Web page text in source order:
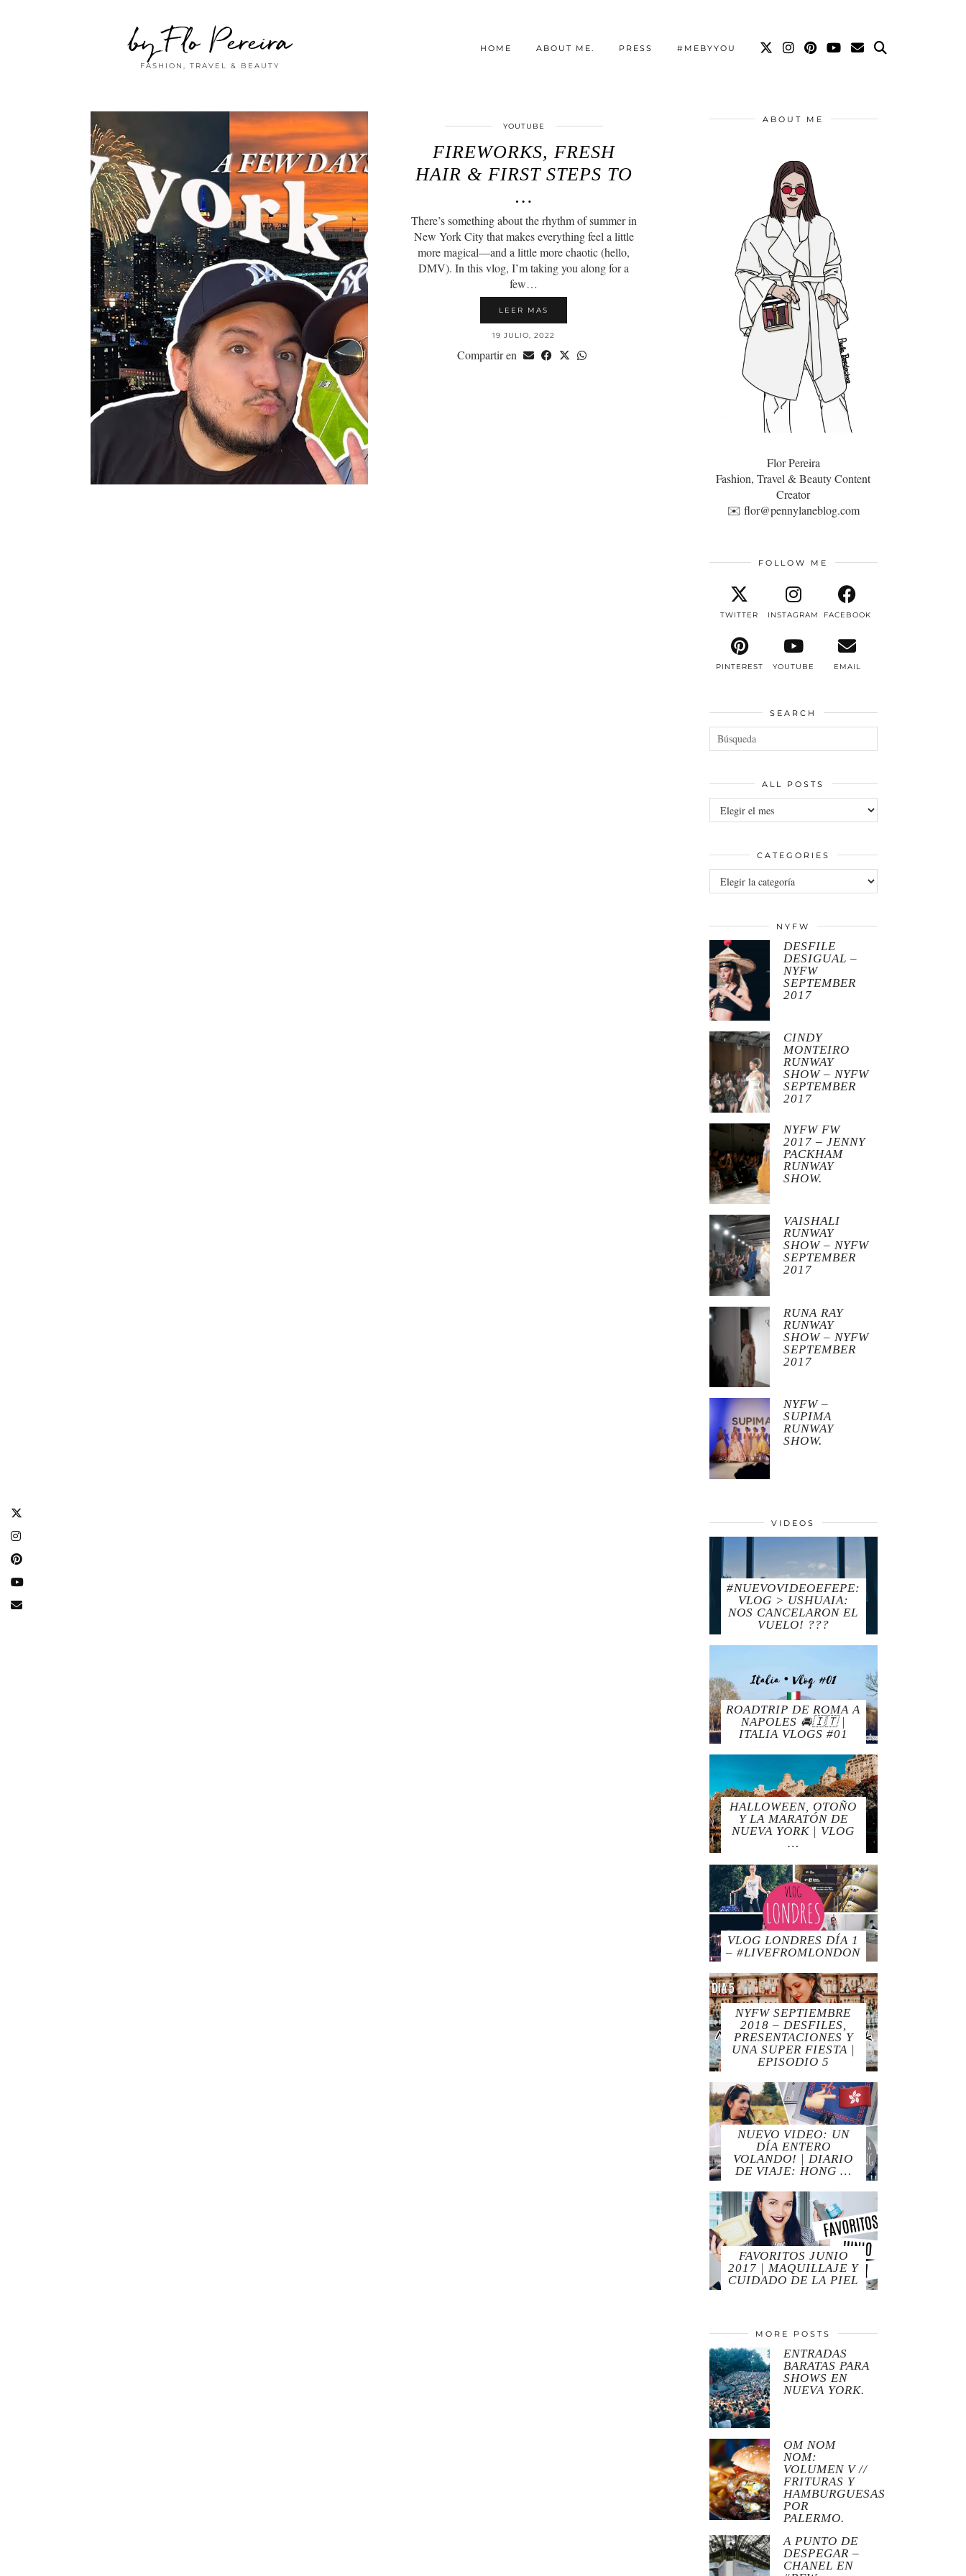
by Flo Pereira
FASHION, TRAVEL & BEAUTY
HOME ABOUT ME. PRESS #MEBYYOU
YOUTUBE
FIREWORKS, FRESH
HAIR & FIRST STEPS TO
…
There’s something about the rhythm of summer in
New York City that makes everything feel a little
more magical—and a little more chaotic (hello,
DMV). In this vlog, I’m taking you along for a
few…
LEER MAS
19 JULIO, 2022
Compartir en
ABOUT ME
Flor Pereira
Fashion, Travel & Beauty Content
Creator
✉️ flor@pennylaneblog.com
FOLLOW ME
TWITTER INSTAGRAM FACEBOOK
PINTEREST YOUTUBE EMAIL
SEARCH
ALL POSTS
All
posts
CATEGORIES
Categories
NYFW
DESFILE
DESIGUAL –
NYFW
SEPTEMBER
2017
CINDY
MONTEIRO
RUNWAY
SHOW – NYFW
SEPTEMBER
2017
NYFW FW
2017 – JENNY
PACKHAM
RUNWAY
SHOW.
VAISHALI
RUNWAY
SHOW – NYFW
SEPTEMBER
2017
RUNA RAY
RUNWAY
SHOW – NYFW
SEPTEMBER
2017
NYFW –
SUPIMA
RUNWAY
SHOW.
VIDEOS
#NUEVOVIDEOEFEPE:
VLOG > USHUAIA:
NOS CANCELARON EL
VUELO! ???
ROADTRIP DE ROMA A
NAPOLES 🚘🇮🇹 |
ITALIA VLOGS #01
HALLOWEEN, OTOÑO
Y LA MARATÓN DE
NUEVA YORK | VLOG
…
VLOG LONDRES DÍA 1
– #LIVEFROMLONDON
NYFW SEPTIEMBRE
2018 – DESFILES,
PRESENTACIONES Y
UNA SUPER FIESTA |
EPISODIO 5
NUEVO VIDEO: UN
DÍA ENTERO
VOLANDO! | DIARIO
DE VIAJE: HONG …
FAVORITOS JUNIO
2017 | MAQUILLAJE Y
CUIDADO DE LA PIEL
MORE POSTS
ENTRADAS
BARATAS PARA
SHOWS EN
NUEVA YORK.
OM NOM
NOM:
VOLUMEN V //
FRITURAS Y
HAMBURGUESAS
POR
PALERMO.
A PUNTO DE
DESPEGAR –
CHANEL EN